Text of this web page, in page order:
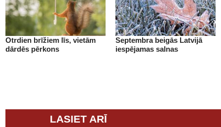
Otrdien brīžiem līs, vietām
dārdēs pērkons
Septembra beigās Latvijā
iespējamas salnas
LASIET ARĪ